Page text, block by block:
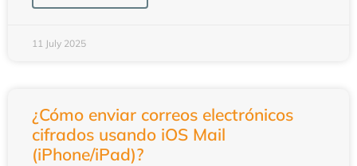
11 July 2025
¿Cómo enviar correos electrónicos
cifrados usando iOS Mail
(iPhone/iPad)?